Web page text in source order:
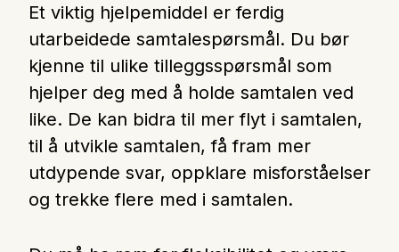
Et viktig hjelpemiddel er ferdig
utarbeidede samtalespørsmål. Du bør
kjenne til ulike tilleggsspørsmål som
hjelper deg med å holde samtalen ved
like. De kan bidra til mer flyt i samtalen,
til å utvikle samtalen, få fram mer
utdypende svar, oppklare misforståelser
og trekke flere med i samtalen.